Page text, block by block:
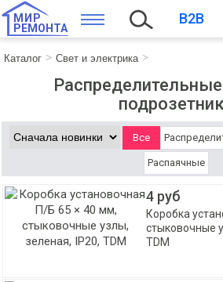
МИР
РЕМОНТА
B2B
Каталог Свет и электрика
Все
Распаячные
4 руб
Коробка
стыковочные
TDM